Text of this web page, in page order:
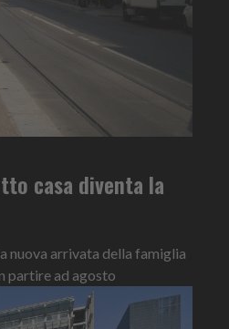
casa diventa la
nuova arrivata della famiglia
partire ad agosto